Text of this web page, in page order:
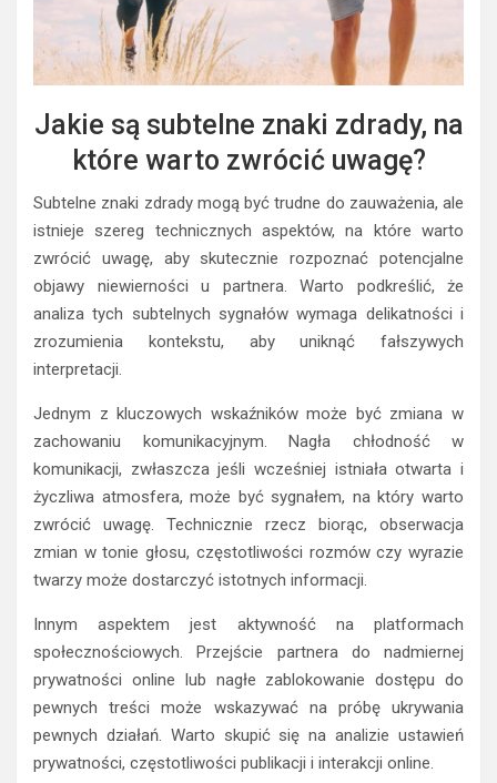
Jakie są subtelne znaki zdrady, na
które warto zwrócić uwagę?
Subtelne znaki zdrady mogą być trudne do zauważenia, ale
istnieje szereg technicznych aspektów, na które warto
zwrócić uwagę, aby skutecznie rozpoznać potencjalne
objawy niewierności u partnera. Warto podkreślić, że
analiza tych subtelnych sygnałów wymaga delikatności i
zrozumienia kontekstu, aby uniknąć fałszywych
interpretacji.
Jednym z kluczowych wskaźników może być zmiana w
zachowaniu komunikacyjnym. Nagła chłodność w
komunikacji, zwłaszcza jeśli wcześniej istniała otwarta i
życzliwa atmosfera, może być sygnałem, na który warto
zwrócić uwagę. Technicznie rzecz biorąc, obserwacja
zmian w tonie głosu, częstotliwości rozmów czy wyrazie
twarzy może dostarczyć istotnych informacji.
Innym aspektem jest aktywność na platformach
społecznościowych. Przejście partnera do nadmiernej
prywatności online lub nagłe zablokowanie dostępu do
pewnych treści może wskazywać na próbę ukrywania
pewnych działań. Warto skupić się na analizie ustawień
prywatności, częstotliwości publikacji i interakcji online.